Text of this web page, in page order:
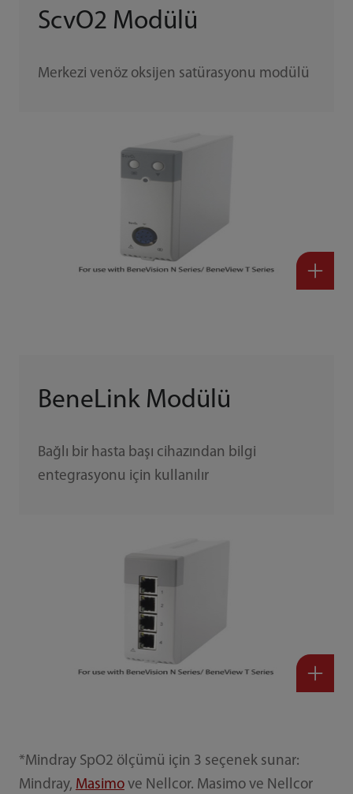
ScvO2 Modülü
Merkezi venöz oksijen satürasyonu modülü
BeneLink Modülü
Bağlı bir hasta başı cihazından bilgi
entegrasyonu için kullanılır
*Mindray SpO2 ölçümü için 3 seçenek sunar:
Mindray, Masimove Nellcor. Masimo ve Nellcor